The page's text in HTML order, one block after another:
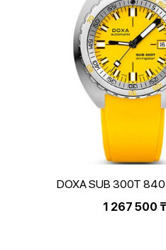
DOXA SUB 300T
1 267 500 ₸